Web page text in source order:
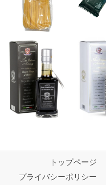
トップページ
プライバシーポリシー